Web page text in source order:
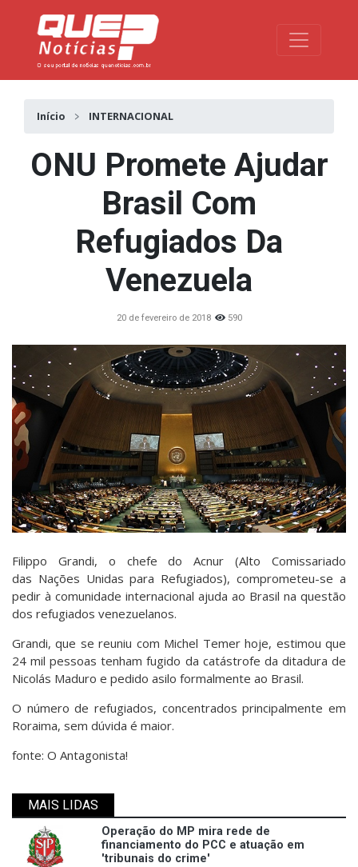
Toggle
Início INTERNACIONAL
ONU Promete Ajudar
Brasil Com
Refugiados Da
Venezuela
20 de fevereiro de 2018 590
Filippo Grandi, o chefe do Acnur (Alto Comissariado
das Nações Unidas para Refugiados), comprometeu-se a
pedir à comunidade internacional ajuda ao Brasil na questão
dos refugiados venezuelanos.
Grandi, que se reuniu com Michel Temer hoje, estimou que
24 mil pessoas tenham fugido da catástrofe da ditadura de
Nicolás Maduro e pedido asilo formalmente ao Brasil.
O número de refugiados, concentrados principalmente em
Roraima, sem dúvida é maior.
fonte: O Antagonista!
MAIS LIDAS
Operação do MP mira rede de
financiamento do PCC e atuação em
'tribunais do crime'